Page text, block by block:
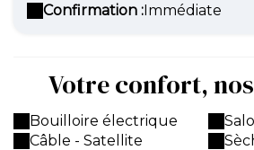
Confirmation :Immédiate
Votre confort,
Bouilloire électrique
Câble - Satellite